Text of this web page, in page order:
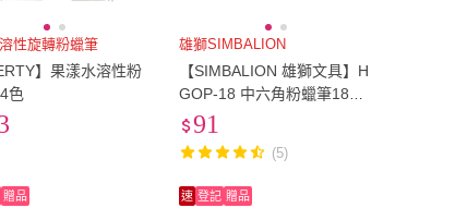
性旋轉粉蠟筆
】果漾水溶性粉
色
贈品
雄獅SIMBALION
【SIMBALION 雄獅文具】H
GOP-18 中六角粉蠟筆18色
組91
(5)
速 登記 贈品